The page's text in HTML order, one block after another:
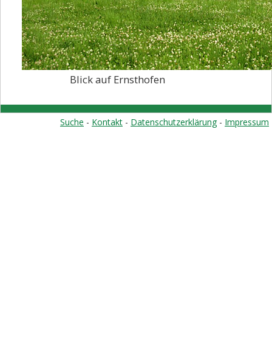
Blick auf Ernsthofen
Suche - Kontakt - Datenschutzerklärung- Impressum